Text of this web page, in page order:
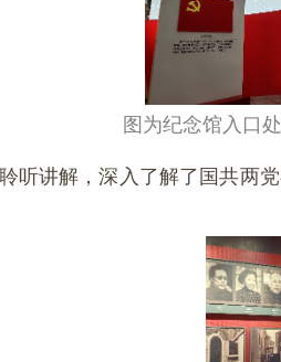
图为纪念馆入口
听讲解，深入了解了国共两